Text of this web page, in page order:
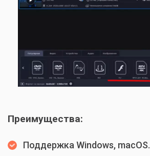
Преимущества:
Поддержка Windows, macOS.